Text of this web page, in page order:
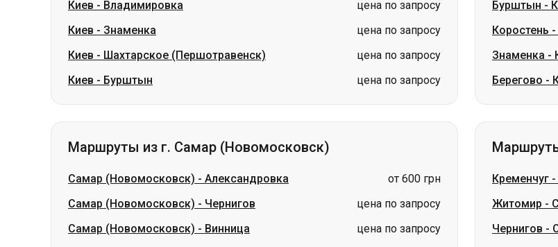
Киев-Бурштын цена по запросу
Берегово-
Маршруты из г. Самар (Новомосковск)
Самар (Новомосковск)-Александровка
от 600 грн
Самар (Новомосковск)-Винница
Самар (Новомосковск)-Кривой Рог
цена по запросу
Самар (Новомосковск)-Шостка
цена по запросу
Самар (Новомосковск)-Изюм
цена по запросу
Кременчуг-
Чернигов -
Львов-
Винница-